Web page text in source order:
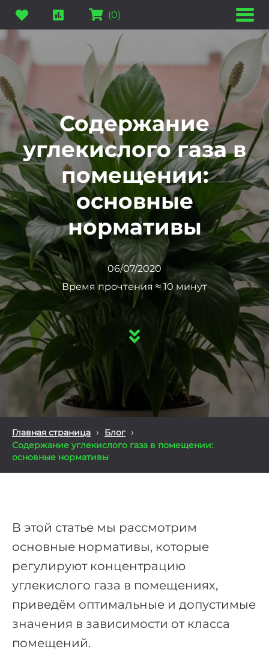
(0)
Содержание
углекислого газа в
помещении:
основные
нормативы
06/07/2020
Время прочтения ≈ 10 минут
Главная страница › Блог ›
Содержание углекислого газа в помещении:
основные нормативы
В этой статье мы рассмотрим
основные нормативы, которые
регулируют концентрацию
углекислого газа в помещениях,
приведём оптимальные и допустимые
значения в зависимости от класса
помещений.